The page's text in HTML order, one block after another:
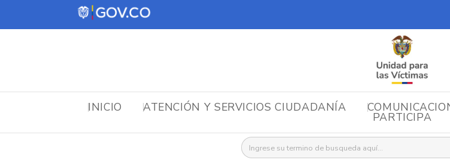
INICIO ATENCIÓN Y SERVICIOS CIUDADANÍA
PARTICIPA
Buscar: